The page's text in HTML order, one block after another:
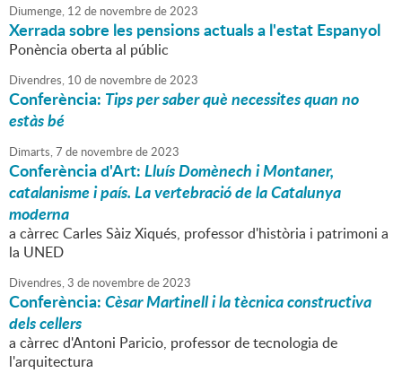
Diumenge, 12 de novembrede2023
Xerrada sobre les pensions actuals a l'estat Espanyol
Ponència oberta al públic
Divendres, 10 de novembrede2023
Conferència: Tips per saber què necessites quan no
estàs bé
Dimarts,7 de novembrede2023
Conferència d'Art:Lluís Domènech i Montaner,
catalanisme i país. La vertebració de la Catalunya
moderna
a càrrec Carles Sàiz Xiqués, professor d'història i patrimoni a
la UNED
Divendres,3 de novembrede2023
Conferència:Cèsar Martinell i la tècnica constructiva
dels cellers
a càrrec d'Antoni Paricio, professor de tecnologia de
l'arquitectura